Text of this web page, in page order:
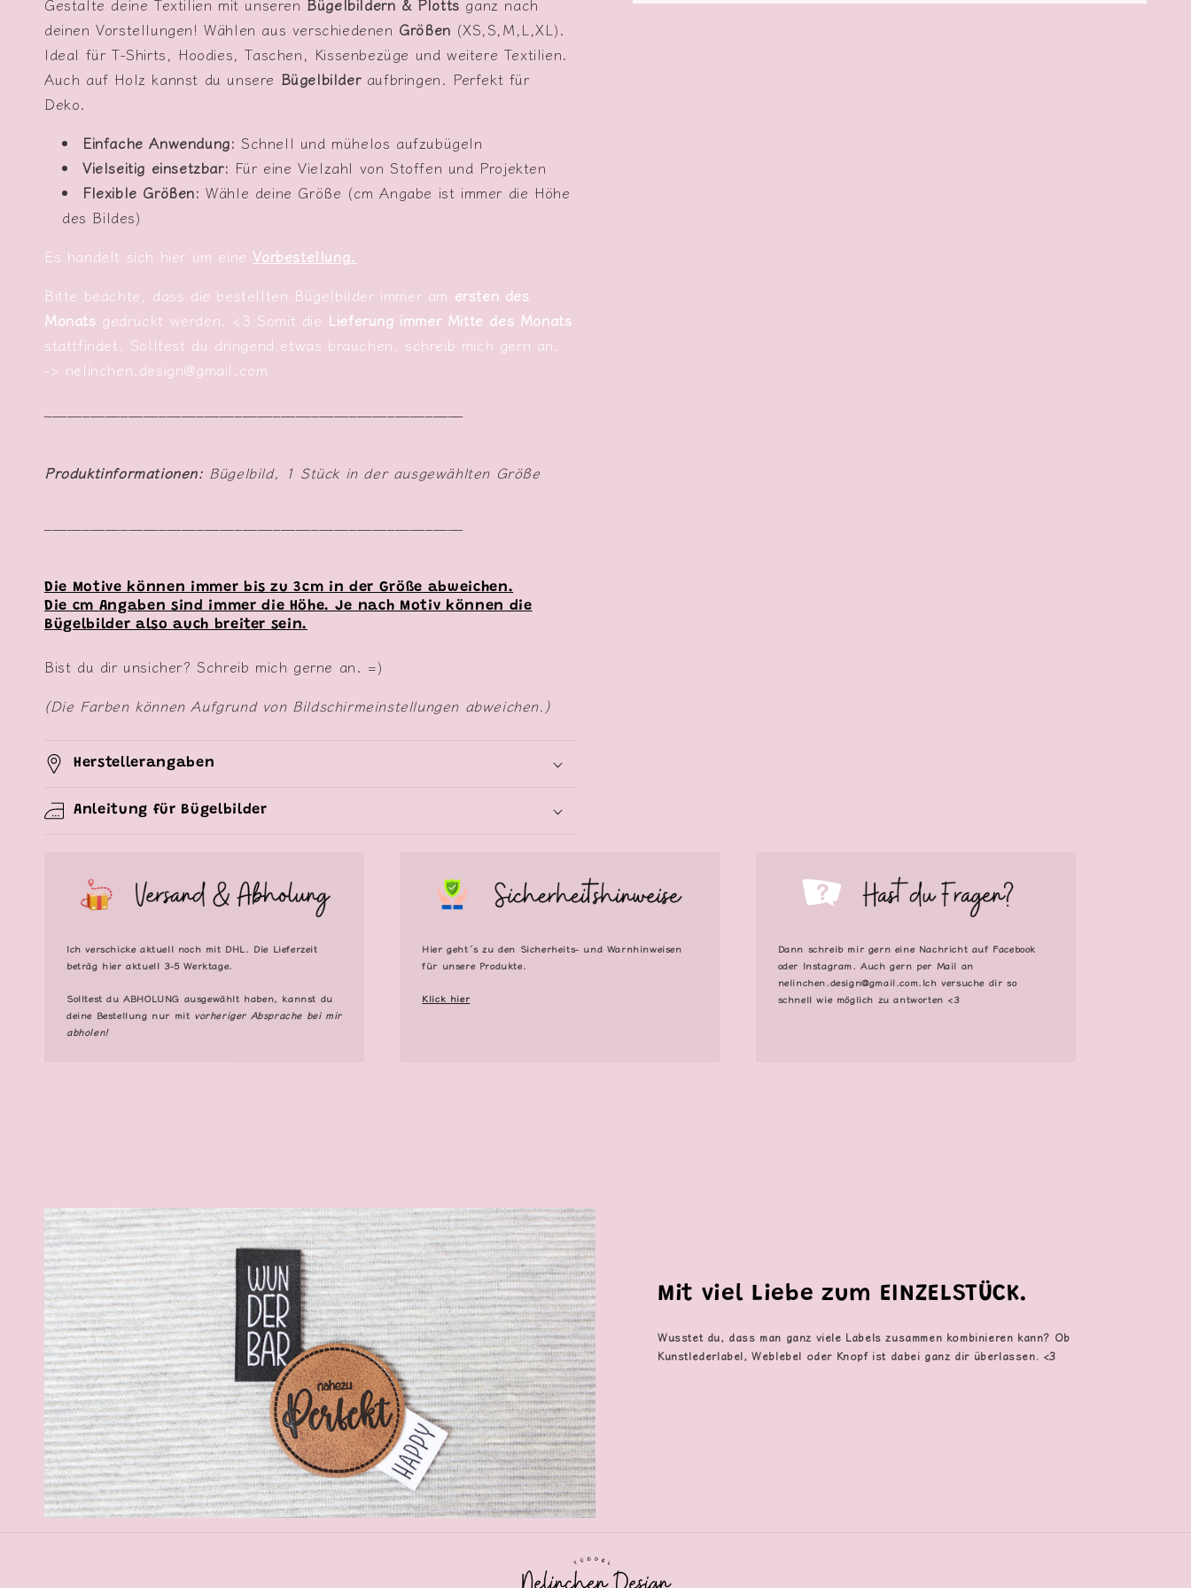
Gestalte deine Textilien mit unseren Bügelbildern & Plotts ganz nach
deinen Vorstellungen! Wählen aus verschiedenen Größen (XS,S,M,L,XL).
Ideal für T-Shirts, Hoodies, Taschen, Kissenbezüge und weitere Textilien.
Auch auf Holz kannst du unsere Bügelbilder aufbringen. Perfekt für
Deko.
Einfache Anwendung: Schnell und mühelos aufzubügeln
Vielseitig einsetzbar: Für eine Vielzahl von Stoffen und Projekten
Flexible Größen: Wähle deine Größe (cm Angabe ist immer die Höhe
des Bildes)
Es handelt sich hier um eineVorbestellung.
Bitte beachte, dass die bestellten Bügelbilder immer am ersten des
Monats gedruckt werden. <3 Somit die Lieferung immer Mitte des Monats
stattfindet. Solltest du dringend etwas brauchen, schreib mich gern an.
-> nelinchen.design@gmail.com
Produktinformationen: Bügelbild, 1 Stück in der ausgewählten Größe
Die Motive können immer bis zu 3cm in der Größe abweichen.
Die cm Angaben sind immer die Höhe. Je nach Motiv können die
Bügelbilder also auch breiter sein.
Bist du dir unsicher? Schreib mich gerne an. =)
(Die Farben können Aufgrund von Bildschirmeinstellungen abweichen.)
Herstellerangaben
Anleitung für Bügelbilder
Ich verschicke aktuell noch mit DHL. Die Lieferzeit
beträg hier aktuell 3-5 Werktage.
Solltest duABHOLUNG ausgewählt haben, kannst du
deine Bestellung nur mit vorheriger Absprache bei mir
abholen!
Hier geht´s zu den Sicherheits- und Warnhinweisen
für unsere Produkte.
Klick hier
Dann schreib mir gern eine Nachricht auf Facebook
oder Instagram. Auch gern per Mail an
nelinchen.design@gmail.com.Ich versuche dir so
schnell wie möglich zu antworten <3
Mit viel Liebe zum EINZELSTÜCK.
Wusstet du, dass man ganz viele Labels zusammen kombinieren kann? Ob
Kunstlederlabel, Weblebel oder Knopf ist dabei ganz dir überlassen. <3